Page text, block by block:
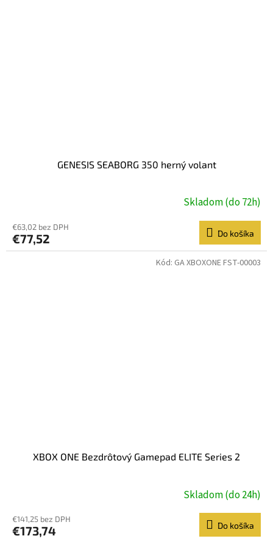
GENESIS SEABORG 350 herný volant
produktu
je
5,0
Skladom (do 72h)
€63,02 bez DPH
€77,52 Do košíka
XBOX ONE Bezdrôtový Gamepad ELITE Series 2
produktu
je
Skladom (do 24h)
€141,25 bez DPH
€173,74 Do košíka
Kód: GA XBOXONE FST-00003